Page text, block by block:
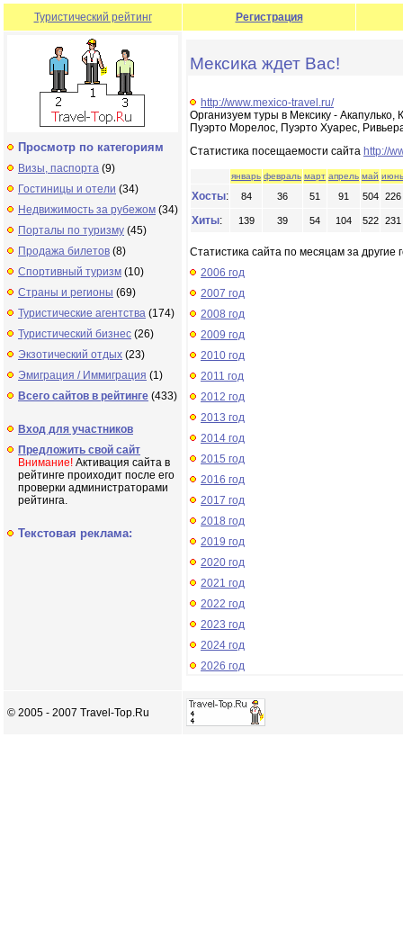
Туристический рейтинг Регистрация
Просмотр по категориям
Визы, паспорта (9)
Гостиницы и отели (34)
Недвижимость за рубежом (34)
Порталы по туризму (45)
Продажа билетов (8)
Спортивный туризм (10)
Страны и регионы (69)
Туристические агентства (174)
Туристический бизнес (26)
Экзотический отдых (23)
Эмиграция / Иммиграция (1)
Всего сайтов в рейтинге (433)
Вход для участников
Предложить свой сайт
Внимание! Активация сайта в
рейтинге проиходит после его
проверки администраторами
рейтинга.
Текстовая реклама:
Мексика ждет Вас!
http://www.mexico-travel.ru/
Организуем туры в Мексику -
Пуэрто Морелос, Пуэрто Хуарес,
Статистика посещаемости сайта http://
январь февраль март апрель май июнь
Хосты: 84 36 51 91 504 226
Хиты: 139 39 54 104 522 231
Статистика сайта по месяцам за другие
2006 год
2007 год
2008 год
2009 год
2010 год
2011 год
2012 год
2013 год
2014 год
2015 год
2016 год
2017 год
2018 год
2019 год
2020 год
2021 год
2022 год
2023 год
2024 год
2026 год
© 2005 - 2007 Travel-Top.Ru